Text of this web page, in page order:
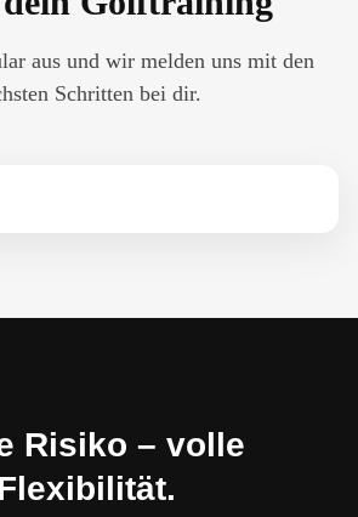
aus und wir melden uns mit den
Schritten bei dir.
Risiko – volle